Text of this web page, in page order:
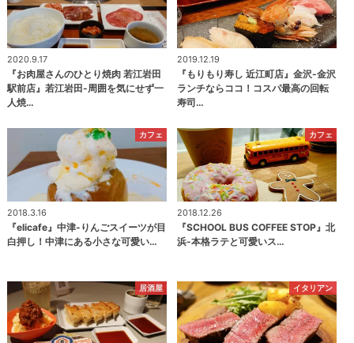
2020.9.17
『お肉屋さんのひとり焼肉 若江岩田
駅前店』若江岩田-周囲を気にせず一
人焼…
2019.12.19
『もりもり寿し 近江町店』金沢-金沢
ランチならココ！コスパ最高の回転
寿司…
カフェ
2018.3.16
『elicafe』中津-りんごスイーツが目
白押し！中津にある小さな可愛い…
カフェ
2018.12.26
『SCHOOL BUS COFFEE STOP』北
浜-本格ラテと可愛いス…
居酒屋 イタリアン